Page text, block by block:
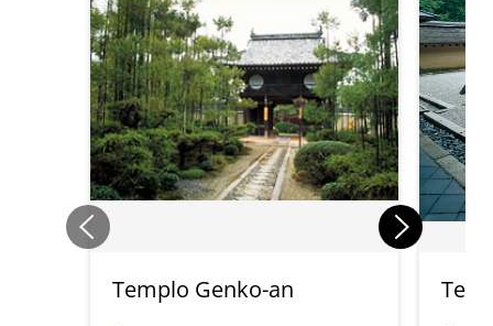
Templo Genko-an